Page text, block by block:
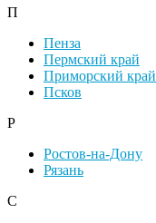
П
Пенза
Пермский край
Приморский край
Псков
Р
Ростов-на-Дону
Рязань
С